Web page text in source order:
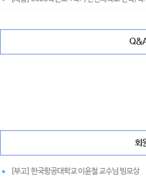
회
[부고] 한국항공대학교 이윤철 교수님 빙모상